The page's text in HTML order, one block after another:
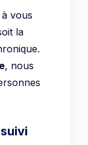
vous
la
, nous